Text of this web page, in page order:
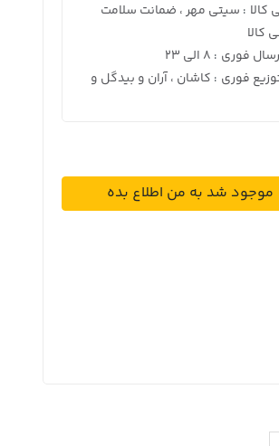
کالا : سیتی مهر ، ضمانت سلامت
کالا
فوری : 8 الی 23
فوری : کاشان ، آران و بیدگل و
موجود شد به من اطلاع بده